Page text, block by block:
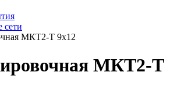
сети
МКТ2-Т 9х12
МКТ2-Т